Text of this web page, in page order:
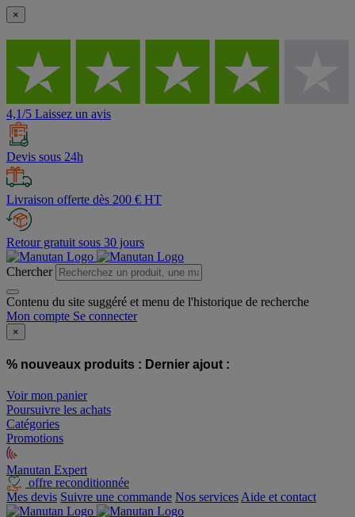
×
4,1/5 Laissez un avis
Devis sous 24h
Livraison offerte dès 200 € HT
Retour gratuit sous 30 jours
Chercher
Contenu du site suggéré et menu de l'historique de recherche
Mon compte Se connecter
×
% nouveaux produits : Dernier ajout :
Voir mon panier
Poursuivre les achats
Catégories
Promotions
Manutan Expert
offre reconditionnée
Mes devis Suivre une commande Nos services Aide et contact